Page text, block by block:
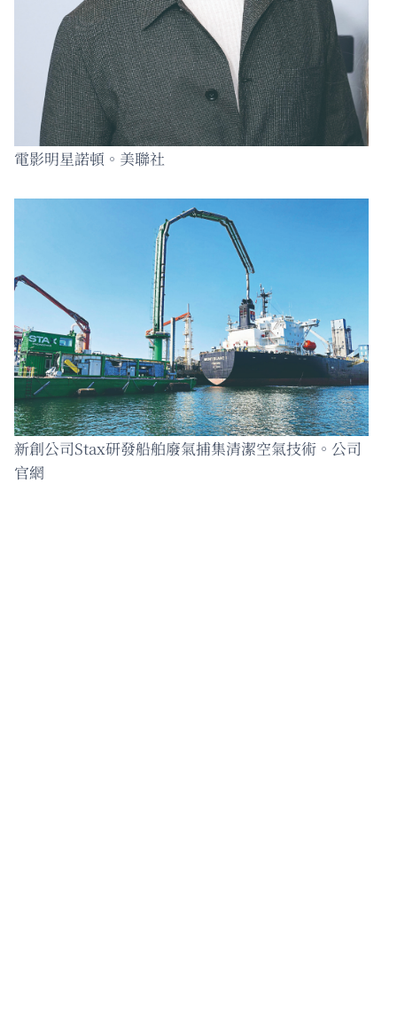
電影明星諾頓。美聯社
新創公司Stax研發船舶廢氣捕集清潔空氣技術。公司
官網